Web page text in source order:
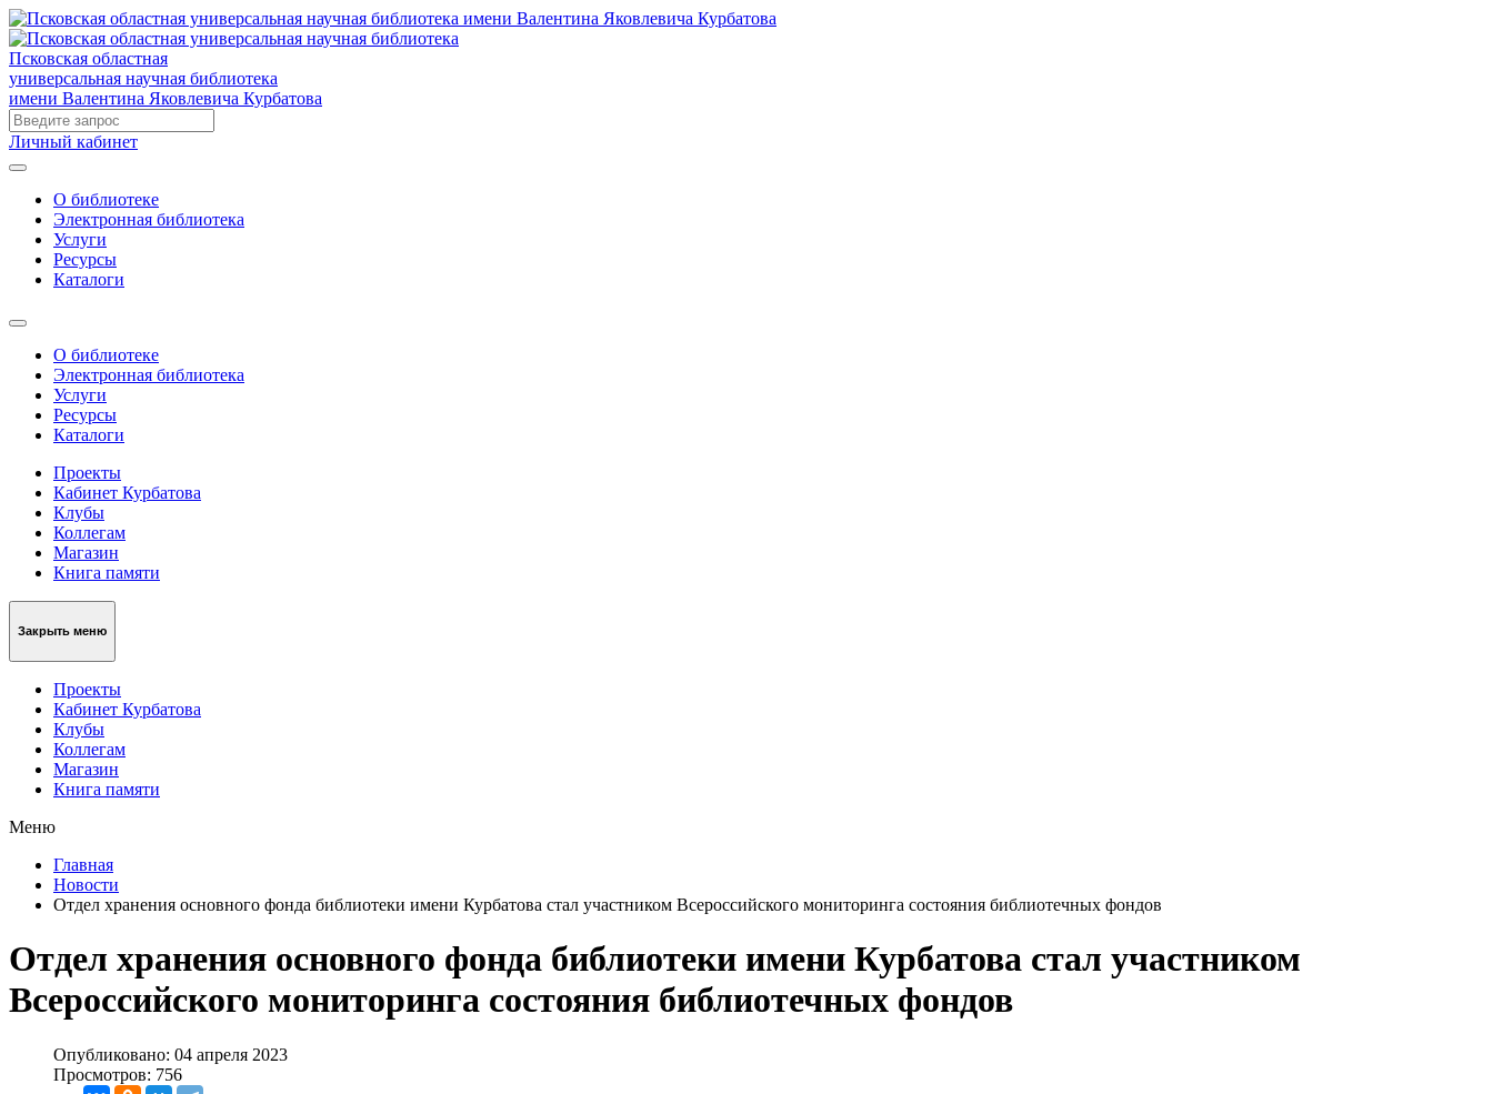
Псковская областная
универсальная научная библиотека
имени Валентина Яковлевича Курбатова
Личный кабинет
О библиотеке
Электронная библиотека
Услуги
Ресурсы
Каталоги
О библиотеке
Электронная библиотека
Услуги
Ресурсы
Каталоги
Проекты
Кабинет Курбатова
Клубы
Коллегам
Магазин
Книга памяти
Закрыть меню
Проекты
Кабинет Курбатова
Клубы
Коллегам
Магазин
Книга памяти
Меню
Главная
Новости
Отдел хранения основного фонда библиотеки имени Курбатова стал участником Всероссийского мониторинга состояния библиотечных фондов
Отдел хранения основного фонда библиотеки имени Курбатова стал участником
Всероссийского мониторинга состояния библиотечных фондов
Опубликовано: 04 апреля 2023
Просмотров: 756